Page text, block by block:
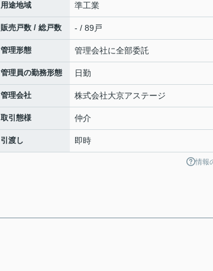
用途地域 準工業
販売戸数 / 総戸数 - / 89戸
管理形態 管理会社に全部委託
管理員の勤務形態 日勤
管理会社 株式会社大京アステージ
取引態様 仲介
引渡し 即時
情報